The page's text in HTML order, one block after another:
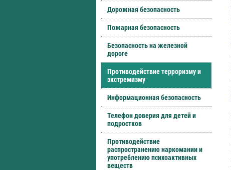
Дорожная безопасность
Пожарная безопасность
Безопасность на железной
дороге
Противодействие терроризму и
экстремизму
Информационная безопасность
Телефон доверия для детей и
подростков
Противодействие
распространению наркомании и
употреблению психоактивных
веществ